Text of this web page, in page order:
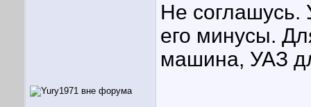
Не соглашусь.
его минусы.
машина, УАЗ